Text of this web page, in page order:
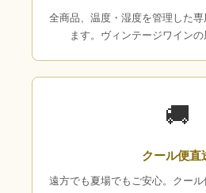
全商品、温度・湿度を管理した
ます。ヴィンテージワインの
🚚
クール便直
遠方でも夏場でもご安心。クー